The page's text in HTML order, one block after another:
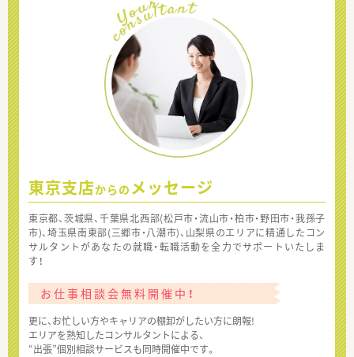
東京支店からの メッセージ
東京都、茨城県、千葉県北西部(松戸市・流山市・柏市・野田市・我孫子
市)、埼玉県南東部(三郷市・八潮市)、山梨県のエリアに精通したコン
サルタントがあなたの就職・転職活動を全力でサポートいたしま
す！
お仕事相談会無料開催中！
更に、お忙しい方やキャリアの棚卸がしたい方に朗報!
エリアを熟知したコンサルタントによる、
“出張”個別相談サービスも同時開催中です。